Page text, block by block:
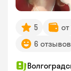
5
6 отзывов